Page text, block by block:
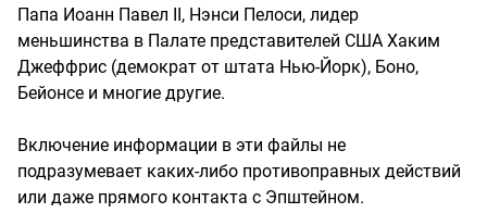
Папа Иоанн Павел II, Нэнси Пелоси, лидер
меньшинства в Палате представителей США Хаким
Джеффрис (демократ от штата Нью-Йорк), Боно,
Бейонсе и многие другие.
Включение информации в эти файлы не
подразумевает каких-либо противоправных действий
или даже прямого контакта с Эпштейном.